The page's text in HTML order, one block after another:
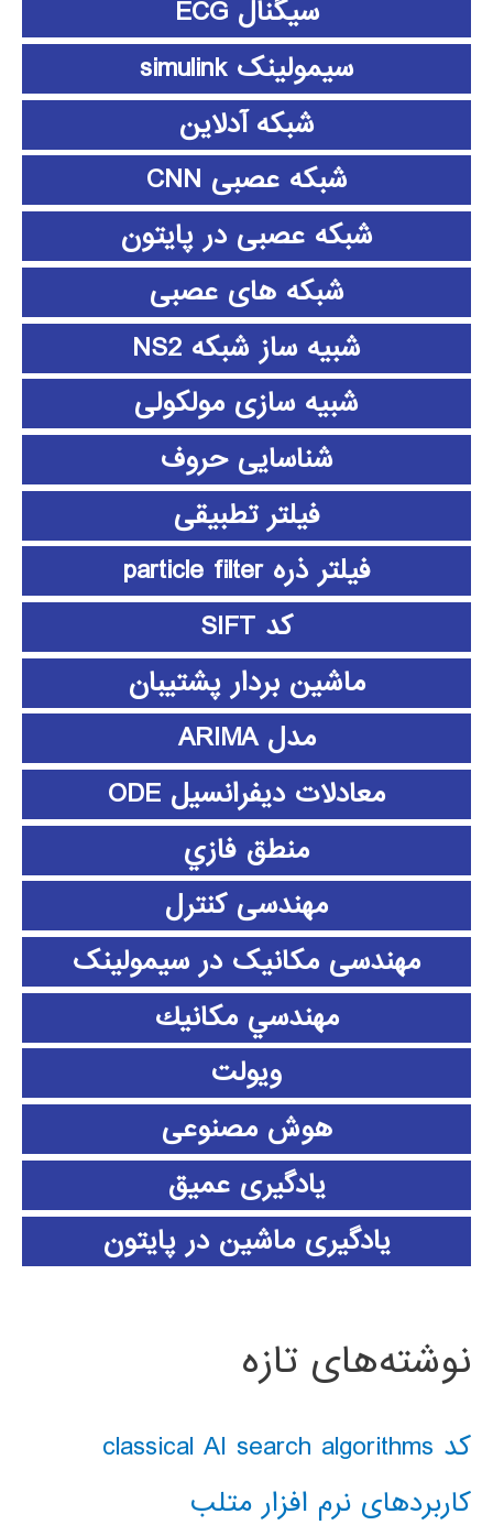
سیگنال ECG
سیمولینک simulink
شبکه آدلاین
شبکه عصبی CNN
شبکه عصبی در پایتون
شبکه های عصبی
شبیه ساز شبکه NS2
شبیه سازی مولکولی
شناسایی حروف
فیلتر تطبیقی
فیلتر ذره particle filter
کد SIFT
ماشین بردار پشتیبان
مدل ARIMA
معادلات دیفرانسیل ODE
منطق فازي
مهندسی کنترل
مهندسی مکانیک در سیمولینک
مهندسي مكانيك
ویولت
هوش مصنوعی
یادگیری عمیق
یادگیری ماشین در پایتون
نوشته‌های تازه
کد classical AI search algorithms
کاربردهای نرم افزار متلب